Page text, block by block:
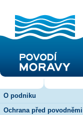
O podniku
Ochrana před povodněmi